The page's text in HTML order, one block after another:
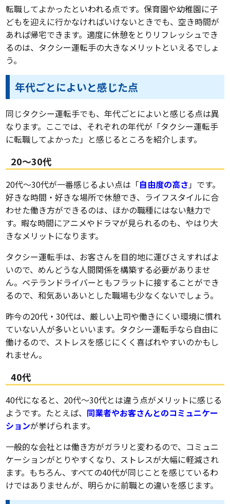
転職してよかったといわれる点です。保育園や幼稚園に子
どもを迎えに行かなければいけないときでも、空き時間が
あれば帰宅できます。適度に休憩をとりリフレッシュでき
るのは、タクシー運転手の大きなメリットといえるでしょ
う。
年代ごとによいと感じた点
同じタクシー運転手でも、年代ごとによいと感じる点は異
なります。ここでは、それぞれの年代が「タクシー運転手
に転職してよかった」と感じるところを紹介します。
20～30代
20代～30代が一番感じるよい点は「自由度の高さ」です。
好きな時間・好きな場所で休憩でき、ライフスタイルに合
わせた働き方ができるのは、ほかの職種にはない魅力で
す。暇な時間にアニメやドラマが見られるのも、やはり大
きなメリットになります。
タクシー運転手は、お客さんを目的地に運びさえすればよ
いので、めんどうな人間関係を構築する必要がありませ
ん。ベテランドライバーともフラットに接することができ
るので、和気あいあいとした職場も少なくないでしょう。
昨今の20代・30代は、厳しい上司や働きにくい環境に慣れ
ていない人が多いといいます。タクシー運転手なら自由に
働けるので、ストレスを感じにくく喜ばれやすいのかもし
れません。
40代
40代になると、20代～30代とは違う点がメリットに感じる
ようです。たとえば、 同業者やお客さんとのコミュニケー
ションが挙げられます。
一般的な会社とは働き方がガラリと変わるので、コミュニ
ケーションがとりやすくなり、ストレスが大幅に軽減され
ます。もちろん、すべての40代が同じことを感じているわ
けではありませんが、明らかに前職との違いを感じます。